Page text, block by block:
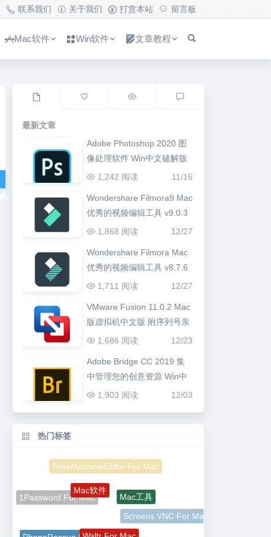
联系我们 关于我们 打赏本站 留言板
Mac软件 Win软件 文章教程
最新文章
Adobe Photoshop 2020 图
像处理软件 Win中文破解版
11/16
1,242 阅读
Wondershare Filmora9 Mac
优秀的视频编辑工具 v9.0.3
12/27
1,868 阅读
Wondershare Filmora Mac
优秀的视频编辑工具 v8.7.6
12/27
1,711 阅读
VMware Fusion 11.0.2 Mac
版虚拟机中文版 附序列号亲
测可用
12/23
1,686 阅读
Adobe Bridge CC 2019 集
中管理您的创意资源 Win中
文版
12/03
1,903 阅读
热门标签
TimeMachineEditor For Mac
1Password For Mac
Mac软件
Mac工具
Screens VNC For Mac
PhoneRescue For MacWaltr For Mac